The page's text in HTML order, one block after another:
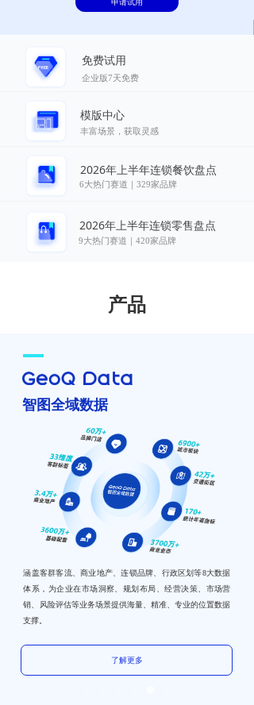
产品
企业版7天免费
免费试用
丰富场景，获取灵感
模版中心
6大热门赛道｜329家品牌
2026年上半年连锁餐饮盘点
9大热门赛道｜420家品牌
2026年上半年连锁零售盘点
智图全域数据
了解更多
涵盖客群客流、商业地产、连锁品牌、行政区划等8大数据
体系，为企业在市场洞察、规划布局、经营决策、市场营
销、风险评估等业务场景提供海量、精准、专业的位置数据
支撑。